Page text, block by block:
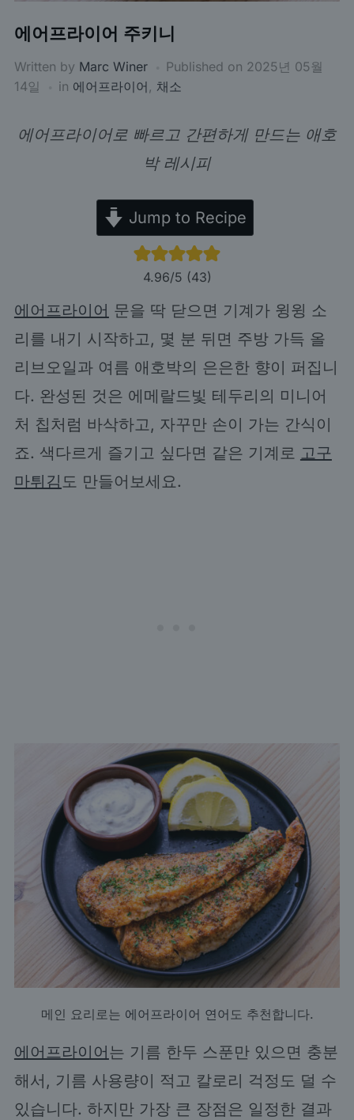
에어프라이어 주키니
Written by Marc Winer Published on 2025년 05월
14일
in 에어프라이어 , 채소
에어프라이어로 빠르고 간편하게 만드는 애호
박 레시피
Jump to Recipe
4.96/5 (43)
에어프라이어 문을 딱 닫으면 기계가 윙윙 소
리를 내기 시작하고, 몇 분 뒤면 주방 가득 올
리브오일과 여름 애호박의 은은한 향이 퍼집니
다. 완성된 것은 에메랄드빛 테두리의 미니어
처 칩처럼 바삭하고, 자꾸만 손이 가는 간식이
죠. 색다르게 즐기고 싶다면 같은 기계로 고구
마튀김도 만들어보세요.
메인 요리로는 에어프라이어 연어도 추천합니다.
에어프라이어는 기름 한두 스푼만 있으면 충분
해서, 기름 사용량이 적고 칼로리 걱정도 덜 수
있습니다. 하지만 가장 큰 장점은 일정한 결과